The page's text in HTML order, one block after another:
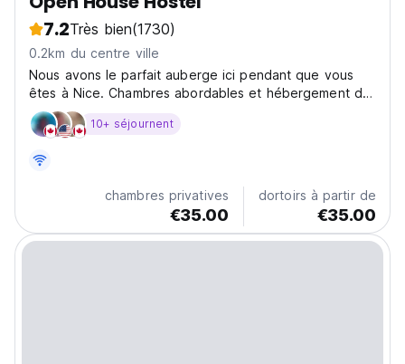
7.2Très bien(1730)
0.2km du centre ville
Nous avons le parfait auberge ici pendant que vous
êtes à Nice. Chambres abordables et hébergement de
qualité ici à l'auberge Victoria House.
10+ séjournent
chambres privatives
€35.00
dortoirs à partir de
€35.00